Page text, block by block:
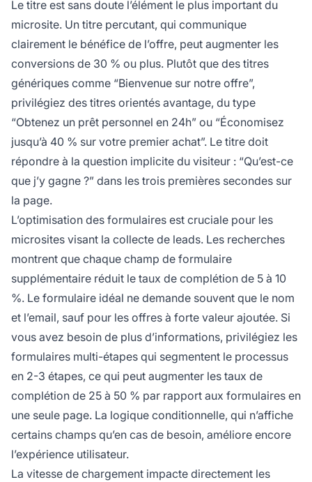
Le titre est sans doute l’élément le plus important du
microsite. Un titre percutant, qui communique
clairement le bénéfice de l’offre, peut augmenter les
conversions de 30 % ou plus. Plutôt que des titres
génériques comme “Bienvenue sur notre offre”,
privilégiez des titres orientés avantage, du type
“Obtenez un prêt personnel en 24h” ou “Économisez
jusqu’à 40 % sur votre premier achat”. Le titre doit
répondre à la question implicite du visiteur : “Qu’est-ce
que j’y gagne ?” dans les trois premières secondes sur
la page.
L’optimisation des formulaires est cruciale pour les
microsites visant la collecte de leads. Les recherches
montrent que chaque champ de formulaire
supplémentaire réduit le taux de complétion de 5 à 10
%. Le formulaire idéal ne demande souvent que le nom
et l’email, sauf pour les offres à forte valeur ajoutée. Si
vous avez besoin de plus d’informations, privilégiez les
formulaires multi-étapes qui segmentent le processus
en 2-3 étapes, ce qui peut augmenter les taux de
complétion de 25 à 50 % par rapport aux formulaires en
une seule page. La logique conditionnelle, qui n’affiche
certains champs qu’en cas de besoin, améliore encore
l’expérience utilisateur.
La vitesse de chargement impacte directement les